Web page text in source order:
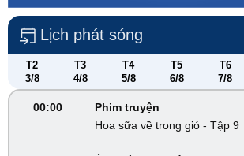
Lịch phát sóng
T2
3/8
T3
4/8
T4
5/8
T5
6/8
T6
7/8
00:00
Phim truyện
Hoa sữa về trong gió - Tập 9